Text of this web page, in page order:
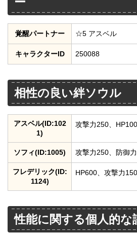
覚醒パートナー ☆5 アスベル
キャラクターID 250088
相性の良い絆ソウル
アスベル(ID:102
1)
攻撃力250、
ソフィ(ID:1005) 攻撃力250、防御
フレデリック(ID:
1124)
HP600、攻撃力
性能に関する個人的な